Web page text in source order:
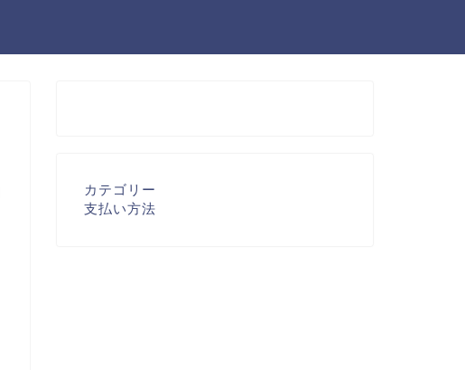
カテゴリー
支払い方法